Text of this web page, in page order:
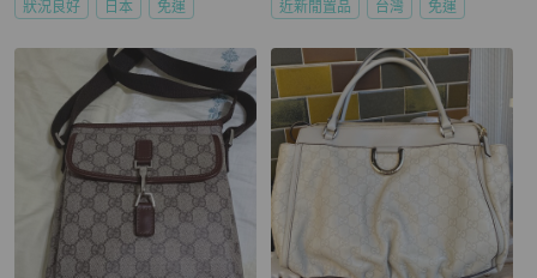
狀況良好 日本 免運 近新閒置品 台灣 免運